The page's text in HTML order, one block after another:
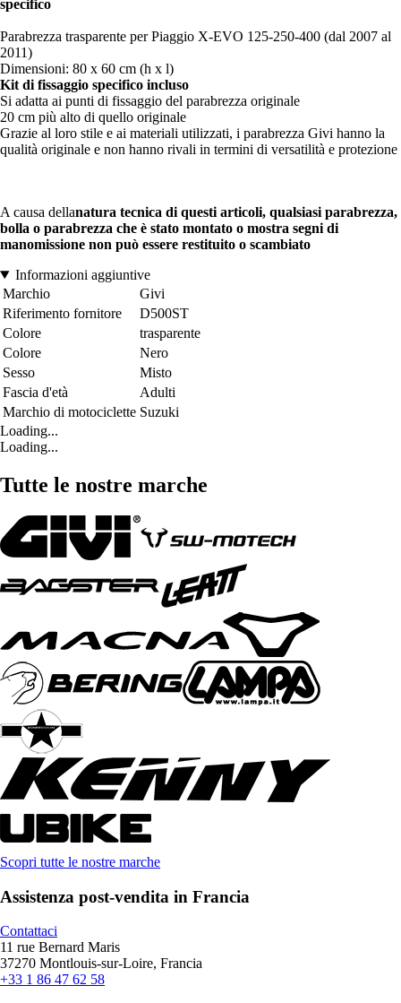
specifico
Parabrezza trasparente per Piaggio X-EVO 125-250-400 (dal 2007 al
2011)
Dimensioni: 80 x 60 cm (h x l)
Kit di fissaggio specifico incluso
Si adatta ai punti di fissaggio del parabrezza originale
20 cm più alto di quello originale
Grazie al loro stile e ai materiali utilizzati, i parabrezza Givi hanno la
qualità originale e non hanno rivali in termini di versatilità e protezione
A causa dellanatura tecnica di questi articoli, qualsiasi parabrezza,
bolla o parabrezza che è stato montato o mostra segni di
manomissione non può essere restituito o scambiato
Informazioni aggiuntive
Marchio
Givi
Riferimento fornitore
D500ST
Colore
trasparente
Colore
Nero
Sesso
Misto
Fascia d'età
Adulti
Marchio di motociclette Suzuki
Loading...
Loading...
Tutte le nostre marche
Scopri tutte le nostre marche
Assistenza post-vendita in Francia
Contattaci
11 rue Bernard Maris
37270 Montlouis-sur-Loire, Francia
+33 1 86 47 62 58